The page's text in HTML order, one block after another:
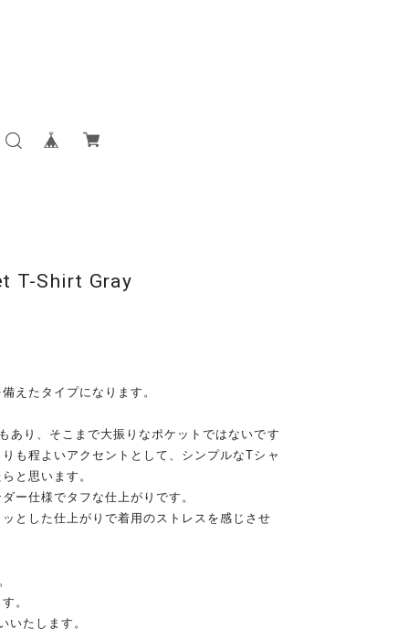
T-Shirt Gray
えたタイプになります。
あり、そこまで大振りなポケットではないです
も程よいアクセントとして、シンプルなTシャ
と思います。
ー仕様でタフな仕上がりです。
とした仕上がりで着用のストレスを感じさせ
。
いたします。